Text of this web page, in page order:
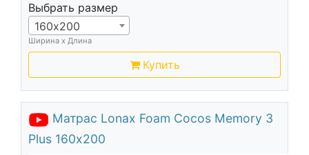
Выбрать размер
160х200
Ширина х Длина
Купить
Матрас Lonax Foam Cocos Memory 3
Plus 160х200